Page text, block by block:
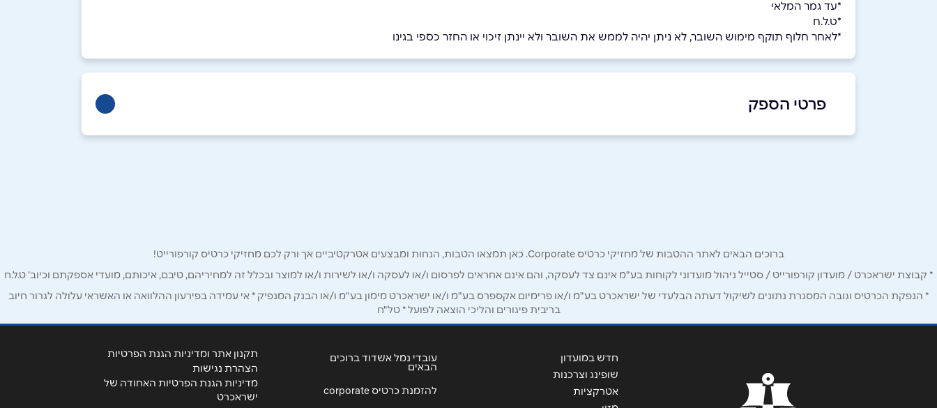
*עד גמר המלאי
*ט.ל.ח
*לאחר חלוף תוקף מימוש השובר, לא ניתן יהיה לממש את השובר ולא יינתן זיכוי או החזר כספי בגינו
פרטי הספק
טלפון* אימייל*
ברוכים הבאים לאתר ההטבות של מחזיקי כרטיס Corporate. כאן תמצאו הטבות, הנחות ומבצעים אטרקטיביים אך ורק לכם מחזיקי כרטיס קורפורייט!
* קבוצת ישראכרט / מועדון קורפורייט / סטייל ניהול מועדוני לקוחות בע"מ אינם צד לעסקה, והם אינם אחראים לפרסום ו/או לעסקה ו/או לשירות ו/או למוצר ובכלל זה למחיריהם, טיבם, איכותם, מועדי אספקתם וכיוב' ט.ל.ח
* הנפקת הכרטיס וגובה המסגרת נתונים לשיקול דעתה הבלעדי של ישראכרט בע"מ ו/או פרימיום אקספרס בע"מ ו/או ישראכרט מימון בע"מ ו/או הבנק המנפיק * אי עמידה בפירעון ההלוואה או האשראי עלולה לגרור חיוב
בריבית פיגורים והליכי הוצאה לפועל * טל"ח
חדש במועדון
שופינג וצרכנות
אטרקציות
עובדי נמל אשדוד ברוכים
הבאים
להזמנת כרטיס corporate
תקנון אתר ומדיניות הגנת הפרטיות
הצהרת נגישות
מדיניות הגנת הפרטיות האחודה של
ישראכרט